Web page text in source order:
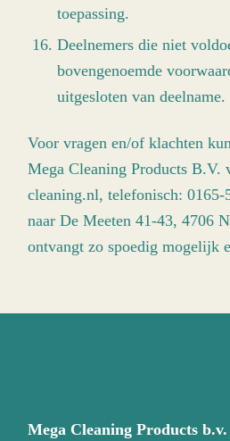
toepassing.
Deelnemers die niet
bovengenoemde
uitgesloten van deelname.
Voor vragen en/of klachten
Mega Cleaning Products B.V.
cleaning.nl, telefonisch:0165-
naar De Meeten 41-43, 4706
ontvangt zo spoedig mogelijk
Mega Cleaning Products b.v.